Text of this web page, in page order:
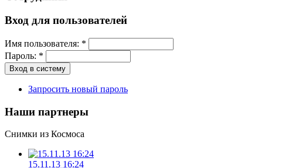
Вход для пользователей
Имя пользователя: *
Пароль: *
Запросить новый пароль
Наши партнеры
Снимки из Космоса
15.11.13 16:24